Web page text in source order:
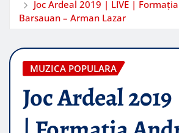
Joc Ardeal 2019 | LIVE |
Barsauan – Arman Lazar
MUZICA POPULARA
Joc Ardeal